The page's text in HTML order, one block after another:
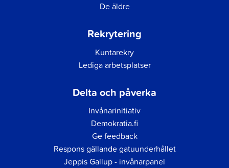
De äldre
Rekrytering
Kuntarekry
Lediga arbetsplatser
Delta och påverka
Invånarinitiativ
Demokratia.fi
Ge feedback
Respons gällande gatuunderhållet
Jeppis Gallup - invånarpanel